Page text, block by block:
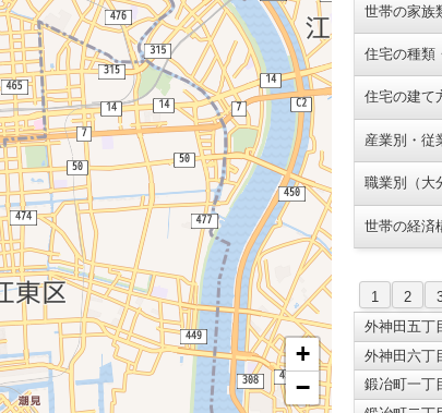
+
−
世帯の家族
住宅の種類
住宅の建て
産業別・従
職業別（大
世帯の経済
1 2
外神田五丁
外神田六丁
鍛冶町一丁